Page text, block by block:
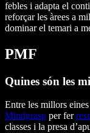
febles i adapta el
reforçar les àrees a
dominar el temari a
PMF
Quines són les
Entre les millors eines
Mindgrasp per fer
classes i la presa